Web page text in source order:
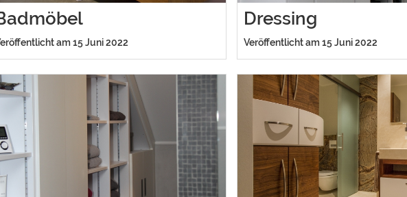
am 15 Juni 2022
Dressing
Veröffentlicht am 15 Juni 2022